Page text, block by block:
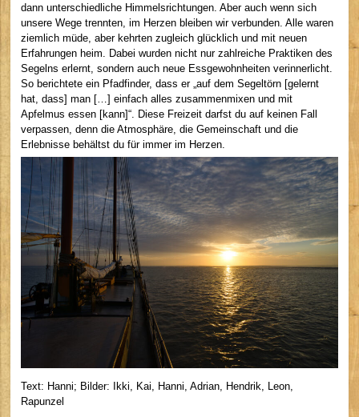
dann unterschiedliche Himmelsrichtungen. Aber auch wenn sich
unsere Wege trennten, im Herzen bleiben wir verbunden. Alle waren
ziemlich müde, aber kehrten zugleich glücklich und mit neuen
Erfahrungen heim. Dabei wurden nicht nur zahlreiche Praktiken des
Segelns erlernt, sondern auch neue Essgewohnheiten verinnerlicht.
So berichtete ein Pfadfinder, dass er „auf dem Segeltörn [gelernt
hat, dass] man […] einfach alles zusammenmixen und mit
Apfelmus essen [kann]“. Diese Freizeit darfst du auf keinen Fall
verpassen, denn die Atmosphäre, die Gemeinschaft und die
Erlebnisse behältst du für immer im Herzen.
Text: Hanni; Bilder: Ikki, Kai, Hanni, Adrian, Hendrik, Leon,
Rapunzel